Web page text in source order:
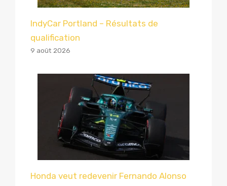
IndyCar Portland – Résultats de
qualification
9 août 2026
Honda veut redevenir Fernando Alonso